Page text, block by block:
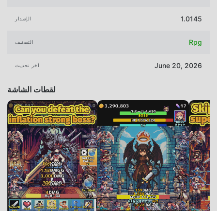
الإصدار 1.0145
التصنيف Rpg
آخر تحديث June 20, 2026
لقطات الشاشة